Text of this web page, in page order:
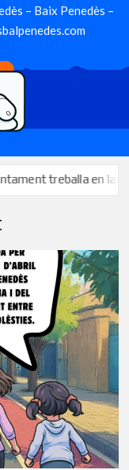
– Baix Penedès –
treballa en la millora